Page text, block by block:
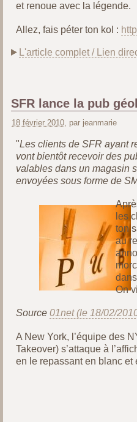
et renoue avec la légende.
Allez, fais péter ton kol :
L'article complet / Lien
SFR lance la pub
18 février 2010, par jeanmarie
"Les clients de SFR ayant
vont bientôt recevoir des
valables dans un magasin
envoyées sous forme de
les
ton
au
On
Source 01net (le 18/02/
A New York, l’équipe des
Takeover) s’attaque à
en le repassant en blanc et